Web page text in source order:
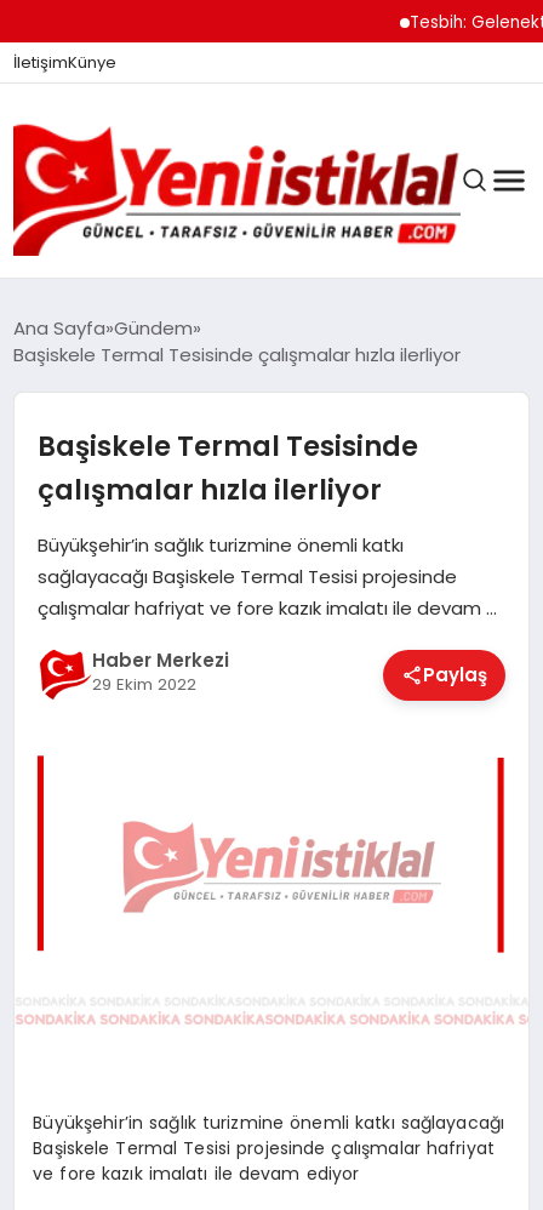
Tesbih: Gelenekten
İletişimKünye
GÜNDEM
DÜNYA
EĞITIM
EKONOMI
MAGAZIN
TEKNOLOJI
Ana Sayfa Gündem
Başiskele Termal Tesisinde çalışmalar hızla ilerliyor
Başiskele Termal Tesisinde
çalışmalar hızla ilerliyor
Büyükşehir’in sağlık turizmine önemli katkı
sağlayacağı Başiskele Termal Tesisi projesinde
çalışmalar hafriyat ve fore kazık imalatı ile devam …
Haber Merkezi
29 Ekim 2022 Paylaş
Büyükşehir’in sağlık turizmine önemli katkı sağlayacağı
Başiskele Termal Tesisi projesinde çalışmalar hafriyat
ve fore kazık imalatı ile devam ediyor